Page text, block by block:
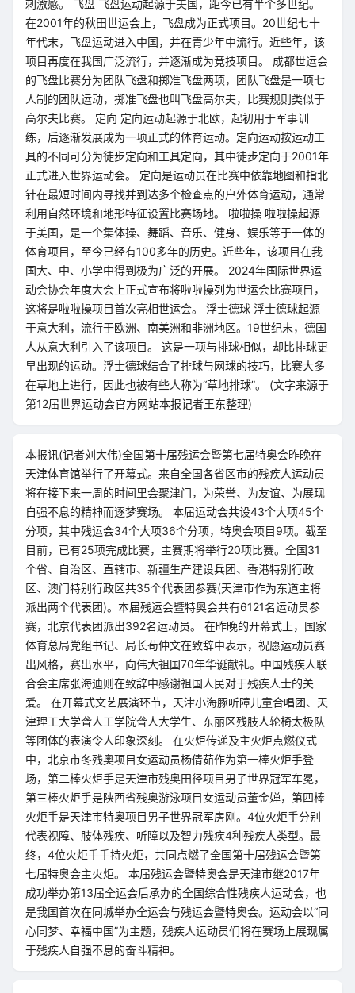
刺激感。 飞盘 飞盘运动起源于美国，距今已有半个多世纪。
在2001年的秋田世运会上，飞盘成为正式项目。20世纪七十
年代末，飞盘运动进入中国，并在青少年中流行。近些年，该
项目再度在我国广泛流行，并逐渐成为竞技项目。 成都世运会
的飞盘比赛分为团队飞盘和掷准飞盘两项，团队飞盘是一项七
人制的团队运动，掷准飞盘也叫飞盘高尔夫，比赛规则类似于
高尔夫比赛。 定向 定向运动起源于北欧，起初用于军事训
练，后逐渐发展成为一项正式的体育运动。定向运动按运动工
具的不同可分为徒步定向和工具定向，其中徒步定向于2001年
正式进入世界运动会。 定向是运动员在比赛中依靠地图和指北
针在最短时间内寻找并到达多个检查点的户外体育运动，通常
利用自然环境和地形特征设置比赛场地。 啦啦操 啦啦操起源
于美国，是一个集体操、舞蹈、音乐、健身、娱乐等于一体的
体育项目，至今已经有100多年的历史。近些年，该项目在我
国大、中、小学中得到极为广泛的开展。 2024年国际世界运
动会协会年度大会上正式宣布将啦啦操列为世运会比赛项目，
这将是啦啦操项目首次亮相世运会。 浮士德球 浮士德球起源
于意大利，流行于欧洲、南美洲和非洲地区。19世纪末，德国
人从意大利引入了该项目。 这是一项与排球相似，却比排球更
早出现的运动。浮士德球结合了排球与网球的技巧，比赛大多
在草地上进行，因此也被有些人称为“草地排球”。 (文字来源于
第12届世界运动会官方网站本报记者王东整理)
本报讯(记者刘大伟)全国第十届残运会暨第七届特奥会昨晚在
天津体育馆举行了开幕式。来自全国各省区市的残疾人运动员
将在接下来一周的时间里会聚津门，为荣誉、为友谊、为展现
自强不息的精神而逐梦赛场。 本届运动会共设43个大项45个
分项，其中残运会34个大项36个分项，特奥会项目9项。截至
目前，已有25项完成比赛，主赛期将举行20项比赛。全国31
个省、自治区、直辖市、新疆生产建设兵团、香港特别行政
区、澳门特别行政区共35个代表团参赛(天津市作为东道主将
派出两个代表团)。本届残运会暨特奥会共有6121名运动员参
赛，北京代表团派出392名运动员。 在昨晚的开幕式上，国家
体育总局党组书记、局长苟仲文在致辞中表示，祝愿运动员赛
出风格，赛出水平，向伟大祖国70年华诞献礼。中国残疾人联
合会主席张海迪则在致辞中感谢祖国人民对于残疾人士的关
爱。 在开幕式文艺展演环节，天津小海豚听障儿童合唱团、天
津理工大学聋人工学院聋人大学生、东丽区残肢人轮椅太极队
等团体的表演令人印象深刻。 在火炬传递及主火炬点燃仪式
中，北京市冬残奥项目女运动员杨倩茹作为第一棒火炬手登
场，第二棒火炬手是天津市残奥田径项目男子世界冠军车冕，
第三棒火炬手是陕西省残奥游泳项目女运动员董金婵，第四棒
火炬手是天津市特奥项目男子世界冠军房刚。4位火炬手分别
代表视障、肢体残疾、听障以及智力残疾4种残疾人类型。最
终，4位火炬手手持火炬，共同点燃了全国第十届残运会暨第
七届特奥会主火炬。 本届残运会暨特奥会是天津市继2017年
成功举办第13届全运会后承办的全国综合性残疾人运动会，也
是我国首次在同城举办全运会与残运会暨特奥会。运动会以“同
心同梦、幸福中国”为主题，残疾人运动员们将在赛场上展现属
于残疾人自强不息的奋斗精神。